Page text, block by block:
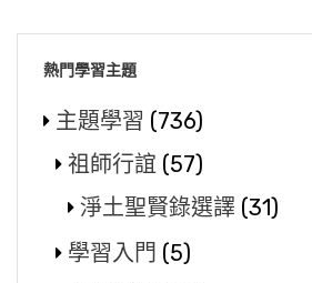
熱門學習主題
主題學習 (736)
祖師行誼 (57)
淨土聖賢錄選譯 (31)
學習入門 (5)